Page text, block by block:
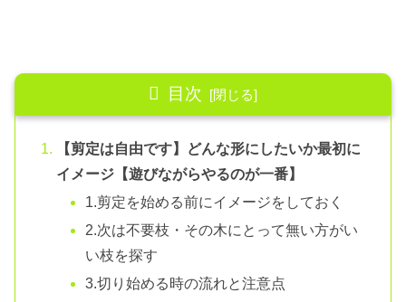
目次
【剪定は自由です】どんな形にしたいか最初に
イメージ【遊びながらやるのが一番】
1.剪定を始める前にイメージをしておく
2.次は不要枝・その木にとって無い方がい
い枝を探す
3.切り始める時の流れと注意点